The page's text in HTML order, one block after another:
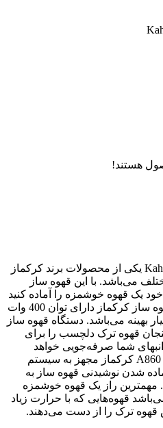
هستند!
Kahvekolik A860 یکی از محصولات برند کرکماز
می‌باشد. با این قهوه ‌ساز
یک قهوه خوشمزه را آماده کنید
و از نوشیدنی خود لذت ببرید. قهوه ساز کرکماز دارای توان 400 وات
بهینه می‌باشد. دستگاه قهوه ساز
کرکماز در زمان کمی 4 فنجان قهوه ترک دلچسب را برای
شما صرفه‌جویی خواهد
کرد.قهوه ساز مدل کهوه کولیک A860 کرکماز مجهز به سیستم
شدن نوشیدنی قهوه‌ ساز به
راز یک قهوه خوشمزه
قهوه‌هایی که با حرارت زیاد
ترک را از دست می‌دهند.